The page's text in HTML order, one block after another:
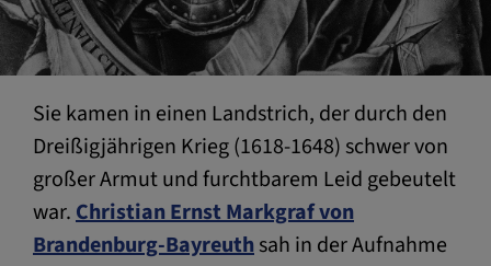
Sie kamen in einen Landstrich, der durch den
Dreißigjährigen Krieg (1618-1648) schwer von
großer Armut und furchtbarem Leid gebeutelt
war.Christian Ernst Markgraf von
Brandenburg-Bayreuthsah in der Aufnahme